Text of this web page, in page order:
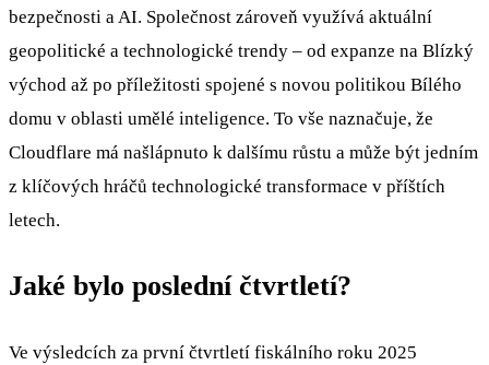
bezpečnosti a AI. Společnost zároveň využívá aktuální
geopolitické a technologické trendy – od expanze na Blízký
východ až po příležitosti spojené s novou politikou Bílého
domu v oblasti umělé inteligence. To vše naznačuje, že
Cloudflare má našlápnuto k dalšímu růstu a může být jedním
z klíčových hráčů technologické transformace v příštích
letech.
Jaké bylo poslední čtvrtletí?
Ve výsledcích za první čtvrtletí fiskálního roku 2025